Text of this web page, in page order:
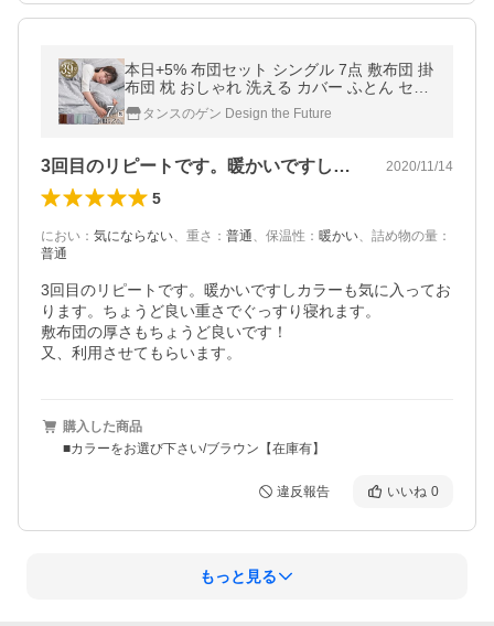
本日+5% 布団セット シングル 7点 敷布団 掛
布団 枕 おしゃれ 洗える カバー ふとん セッ
ト 敷き布団 掛け布団 布団 抗菌防臭 来客用
タンスのゲン Design the Future
3回目のリピートです。暖かいですしカラ… 2020/11/14
5
におい ： 気にならない、 重さ ： 普通、 保温性 ： 暖かい、 詰め物の量 ：
普通
3回目のリピートです。暖かいですしカラーも気に入ってお
ります。ちょうど良い重さでぐっすり寝れます。
敷布団の厚さもちょうど良いです！
又、利用させてもらいます。
購入した商品
■カラーをお選び下さい/ブラウン【在庫有】
違反報告 いいね 0
もっと見る